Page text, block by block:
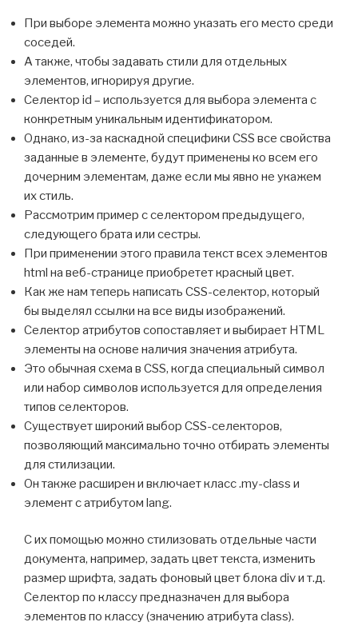
При выборе элемента можно указать его место среди
соседей.
А также, чтобы задавать стили для отдельных
элементов, игнорируя другие.
Селектор id – используется для выбора элемента с
конкретным уникальным идентификатором.
Однако, из-за каскадной специфики CSS все свойства
заданные в элементе, будут применены ко всем его
дочерним элементам, даже если мы явно не укажем
их стиль.
Рассмотрим пример с селектором предыдущего,
следующего брата или сестры.
При применении этого правила текст всех элементов
html на веб-странице приобретет красный цвет.
Как же нам теперь написать CSS-селектор, который
бы выделял ссылки на все виды изображений.
Селектор атрибутов сопоставляет и выбирает HTML
элементы на основе наличия значения атрибута.
Это обычная схема в CSS, когда специальный символ
или набор символов используется для определения
типов селекторов.
Существует широкий выбор CSS-селекторов,
позволяющий максимально точно отбирать элементы
для стилизации.
Он также расширен и включает класс .my-class и
элемент с атрибутом lang.
С их помощью можно стилизовать отдельные части
документа, например, задать цвет текста, изменить
размер шрифта, задать фоновый цвет блока div и т.д.
Селектор по классу предназначен для выбора
элементов по классу (значению атрибута class).